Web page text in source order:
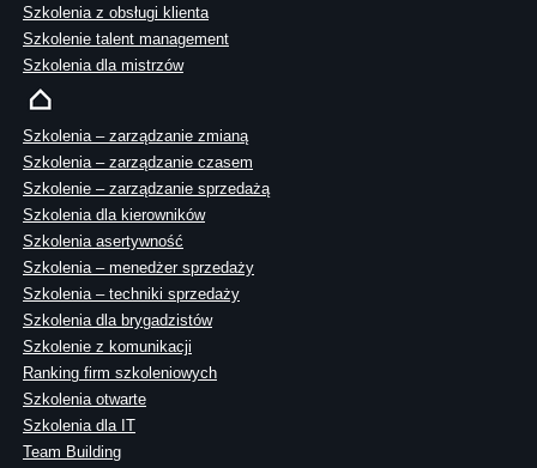
Szkolenia z obsługi klienta
Szkolenie talent management
Szkolenia dla mistrzów
Szkolenia – zarządzanie zmianą
Szkolenia – zarządzanie czasem
Szkolenie – zarządzanie sprzedażą
Szkolenia dla kierowników
Szkolenia asertywność
Szkolenia – menedżer sprzedaży
Szkolenia – techniki sprzedaży
Szkolenia dla brygadzistów
Szkolenie z komunikacji
Ranking firm szkoleniowych
Szkolenia otwarte
Szkolenia dla IT
Team Building